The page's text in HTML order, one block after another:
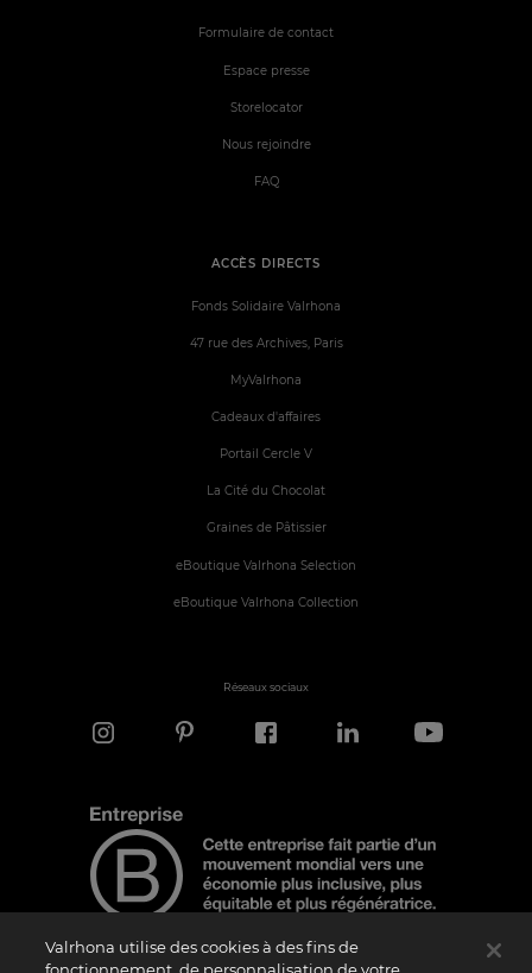
ACCÈS DIRECTS
Fonds Solidaire Valrhona
47 rue des Archives, Paris
MyValrhona
Cadeaux d'affaires
Portail Cercle V
La Cité du Chocolat
Graines de Pâtissier
eBoutique Valrhona Selection
eBoutique Valrhona Collection
Formulaire de contact
Espace presse
Storelocator
Nous rejoindre
FAQ
Réseaux sociaux
Valrhona utilise des cookies à des fins de